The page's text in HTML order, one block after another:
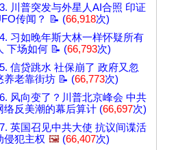
川普突发与外星人AI合照 印证
传闻？ 📝 (66,918次)
习如晚年斯大林一样怀疑所有
下场如何 📝 (66,793次)
信贷跳水 社保崩了 政府又忽
养老靠街坊 📝 (66,773次)
风向变了？川普北京峰会 中共
络反美潮的幕后算计 (66,697次)
英国召见中共大使 抗议间谍活
侵犯主权 🖼️ (66,407次)